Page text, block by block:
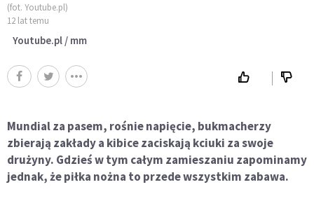
(fot. Youtube.pl)
12 lat temu
Youtube.pl / mm
Mundial za pasem, rośnie napięcie, bukmacherzy
zbierają zakłady a kibice zaciskają kciuki za swoje
drużyny. Gdzieś w tym całym zamieszaniu zapominamy
jednak, że piłka nożna to przede wszystkim zabawa.